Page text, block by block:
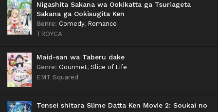
Nigashita Sakana wa Ookikatta ga Tsuriageta
Sakana ga Ookisugita Ken
Genre: Comedy, Romance
TROYCA
Maid-san wa Taberu dake
Genre: Gourmet, Slice of Life
EMT Squared
Tensei shitara Slime Datta Ken Movie 2: Soukai no